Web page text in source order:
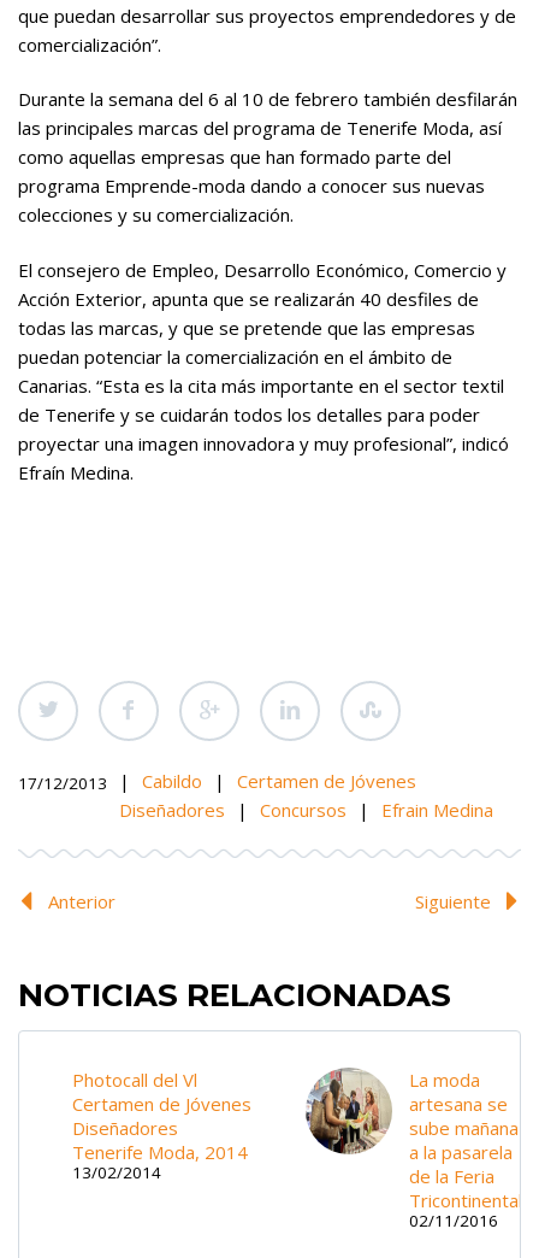
que puedan desarrollar sus proyectos emprendedores y de
comercialización”.
Durante la semana del 6 al 10 de febrero también desfilarán
las principales marcas del programa de Tenerife Moda, así
como aquellas empresas que han formado parte del
programa Emprende-moda dando a conocer sus nuevas
colecciones y su comercialización.
El consejero de Empleo, Desarrollo Económico, Comercio y
Acción Exterior, apunta que se realizarán 40 desfiles de
todas las marcas, y que se pretende que las empresas
puedan potenciar la comercialización en el ámbito de
Canarias. “Esta es la cita más importante en el sector textil
de Tenerife y se cuidarán todos los detalles para poder
proyectar una imagen innovadora y muy profesional”, indicó
Efraín Medina.
17/12/2013 | Cabildo |
Certamen de Jóvenes
Diseñadores
| Concursos | Efrain Medina
Anterior Siguiente
NOTICIAS RELACIONADAS
Photocall del Vl
Certamen de Jóvenes
Diseñadores
Tenerife Moda, 2014
13/02/2014
La moda
artesana se
sube mañana
a la pasarela
de la Feria
Tricontinental
02/11/2016